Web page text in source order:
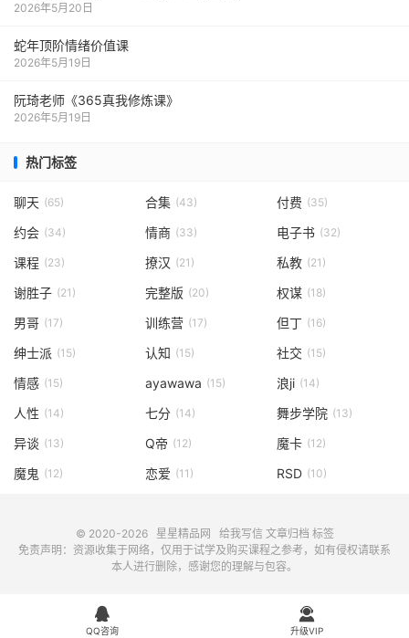
2026年5月20日
蛇年顶阶情绪价值课
2026年5月19日
阮琦老师《365真我修炼课》
2026年5月19日
热门标签
聊天 (65) 合集 (43) 付费 (35)
约会 (34) 情商 (33) 电子书 (32)
课程 (23) 撩汉 (21) 私教 (21)
谢胜子 (21) 完整版 (20) 权谋 (18)
男哥 (17) 训练营 (17) 但丁 (16)
绅士派 (15) 认知 (15) 社交 (15)
情感 (15) ayawawa (15) 浪ji (14)
人性 (14) 七分 (14) 舞步学院 (13)
异谈 (13) Q帝 (12) 魔卡 (12)
魔鬼 (12) 恋爱 (11) RSD (10)
© 2020-2026 星星精品网 给我写信 文章归档 标签
免责声明：资源收集于网络，仅用于试学及购买课程之参考，如有侵权请联系
本人进行删除，感谢您的理解与包容。

QQ咨询

升级VIP